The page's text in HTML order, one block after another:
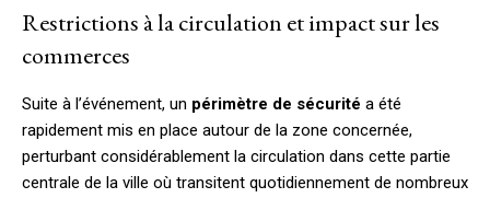
Restrictions à la circulation et impact sur les
commerces
Suite à l’événement, un périmètre de sécurité a été
rapidement mis en place autour de la zone concernée,
perturbant considérablement la circulation dans cette partie
centrale de la ville où transitent quotidiennement de nombreux